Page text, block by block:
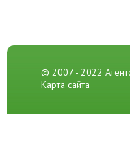
© 2007 - 2022
Карта сайта